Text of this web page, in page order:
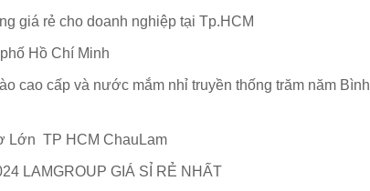
giá rẻ cho doanh nghiệp tại Tp.HCM
Hồ Chí Minh
cao cấp và nước mắm nhỉ truyền thống trăm năm Bình
Lớn TP HCM ChauLam
LAMGROUP GIÁ SỈ RẺ NHẤT